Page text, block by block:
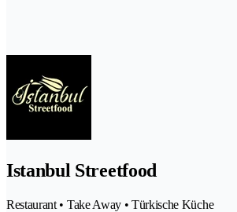
Istanbul Streetfood
Restaurant • Take Away • Türkische Küche